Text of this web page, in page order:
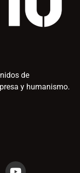
de
y humanismo.